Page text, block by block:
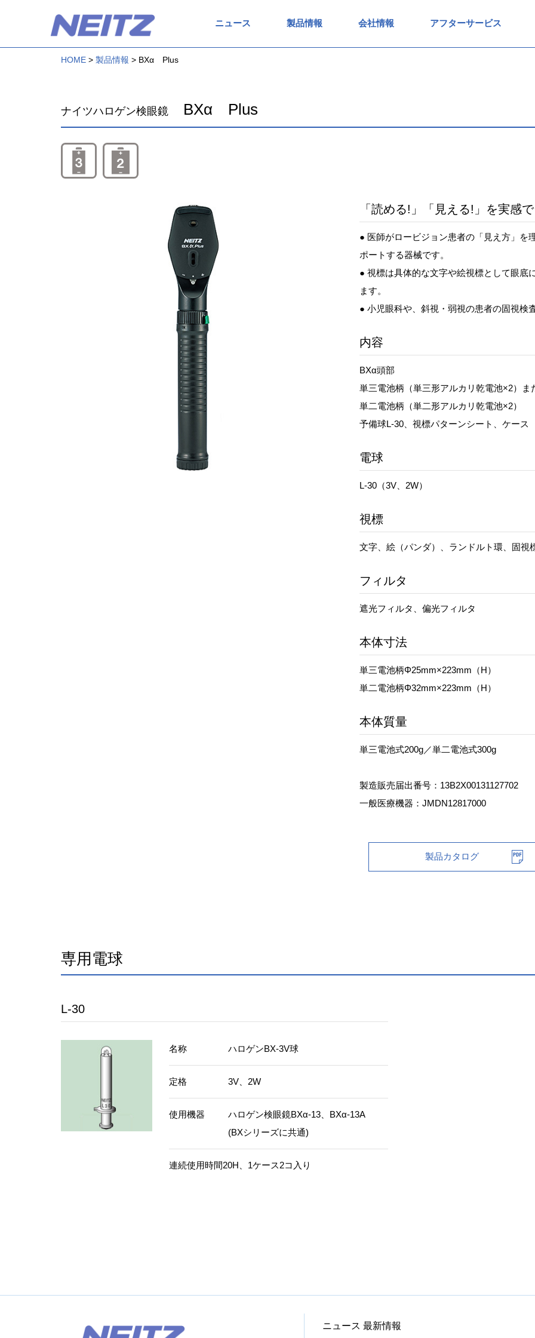
ニュース 製品情報 会社情報 アフターサービス
HOME 製品情報 BXα Plus
ナイツハロゲン検眼鏡 BXα Plus
「読める!」「見える!」を実感
● 医師がロービジョン患者の「見え方」を
ポートする器械です。
● 視標は具体的な文字や絵視標として眼底
ます。
● 小児眼科や、斜視・弱視の患者の固視検
内容
BXα頭部
単三電池柄（単三形アルカリ乾電池×2）ま
単二電池柄（単二形アルカリ乾電池×2）
予備球L-30、視標パターンシート、ケース
電球
L-30（3V、2W）
視標
文字、絵（パンダ）、ランドルト環、固視
フィルタ
遮光フィルタ、偏光フィルタ
本体寸法
単三電池柄Φ25mm×223mm（H）
単二電池柄Φ32mm×223mm（H）
本体質量
単三電池式200g／単二電池式300g
製造販売届出番号：13B2X00131127702
一般医療機器：JMDN12817000
製品カタログ
専用電球
L-30
名称 ハロゲンBX-3V球
定格 3V、2W
使用機器
ハロゲン検眼鏡BXα-13、BXα-13A
(BXシリーズに共通)
連続使用時間20H、1ケース2コ入り
ニュース 最新情報